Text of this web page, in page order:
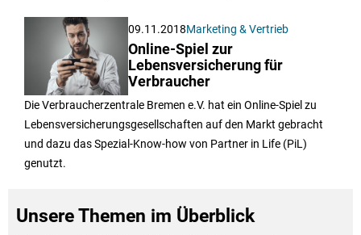
09.11.2018Marketing & Vertrieb
Online-Spiel zur
Lebensversicherung für
Verbraucher
Die Verbraucherzentrale Bremen e.V. hat ein Online-Spiel zu
Lebensversicherungsgesellschaften auf den Markt gebracht
und dazu das Spezial-Know-how von Partner in Life (PiL)
genutzt.
Unsere Themen im Überblick